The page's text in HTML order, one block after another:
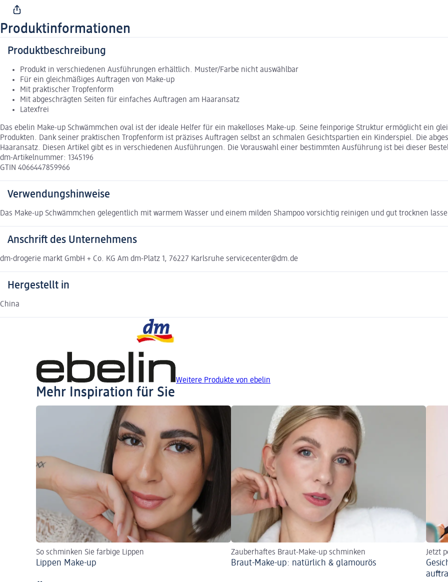
Produktinformationen
Produktbeschreibung
Produkt in verschiedenen Ausführungen erhältlich. Muster/Farbe nicht auswählbar
Für ein gleichmäßiges Auftragen von Make-up
Mit praktischer Tropfenform
Mit abgeschrägten Seiten für einfaches Auftragen am Haaransatz
Latexfrei
Das ebelin Make-up Schwämmchen oval ist der ideale Helfer für ein makelloses Make-up. Seine feinporige Struktur ermöglicht ein
Produkten. Dank seiner praktischen Tropfenform ist präzises Auftragen selbst an schmalen Gesichtspartien ein Kinderspiel. Die
Haaransatz. Diesen Artikel gibt es in verschiedenen Ausführungen. Die Vorauswahl einer bestimmten Ausführung ist bei dieser
dm-Artikelnummer: 1345196
GTIN 4066447859966
Verwendungshinweise
Das Make-up Schwämmchen gelegentlich mit warmem Wasser und einem milden Shampoo vorsichtig reinigen und gut trocknen
Anschrift des Unternehmens
dm-drogerie markt GmbH + Co. KG Am dm-Platz 1, 76227 Karlsruhe servicecenter@dm.de
Hergestellt in
China
Weitere Produkte von ebelin
Mehr Inspiration für Sie
So schminken Sie farbige Lippen
Lippen Make-up
Zauberhaftes Braut-Make-up schminken
Braut-Make-up: natürlich & glamourös
Jetzt